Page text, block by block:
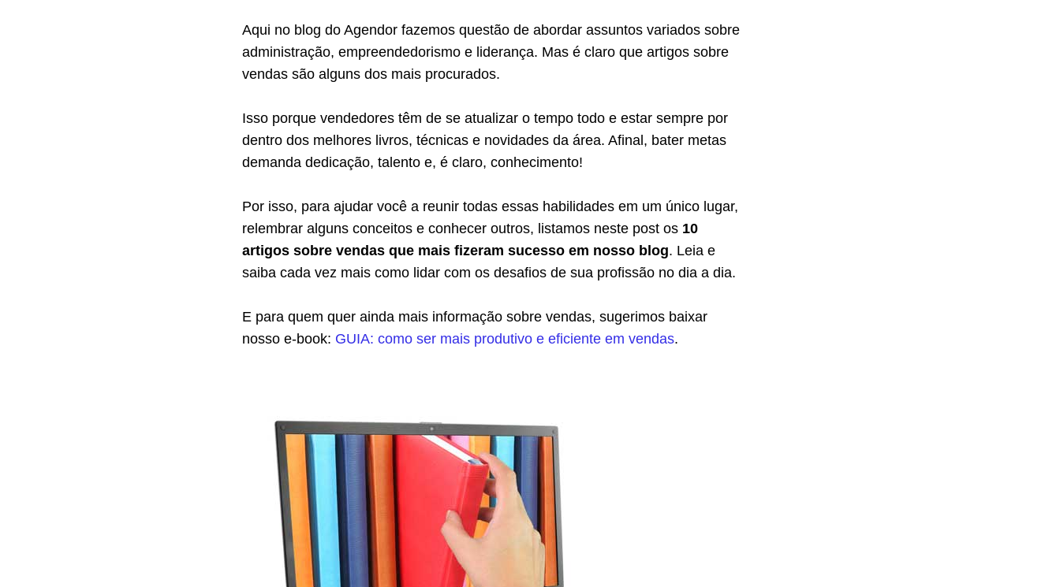
Aqui no blog do Agendor fazemos questão de abordar assuntos variados sobre
administração, empreendedorismo e liderança. Mas é claro que artigos sobre
vendas são alguns dos mais procurados.
Isso porque vendedores têm de se atualizar o tempo todo e estar sempre por
dentro dos melhores livros, técnicas e novidades da área. Afinal, bater metas
demanda dedicação, talento e, é claro, conhecimento!
Por isso, para ajudar você a reunir todas essas habilidades em um único lugar,
relembrar alguns conceitos e conhecer outros, listamos neste post os 10
artigos sobre vendas que mais fizeram sucesso em nosso blog. Leia e
saiba cada vez mais como lidar com os desafios de sua profissão no dia a dia.
E para quem quer ainda mais informação sobre vendas, sugerimos baixar
nosso e-book: GUIA: como ser mais produtivo e eficiente em vendas.